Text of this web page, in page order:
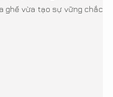
ghế vừa tạo sự vững chắc